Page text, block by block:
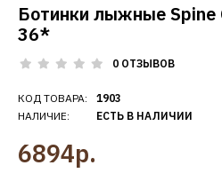
Ботинки лыжные
36*
0 ОТЗЫВОВ
КОД ТОВАРА:
НАЛИЧИЕ:
1903
ЕСТЬ В НАЛИЧИИ
6894р.